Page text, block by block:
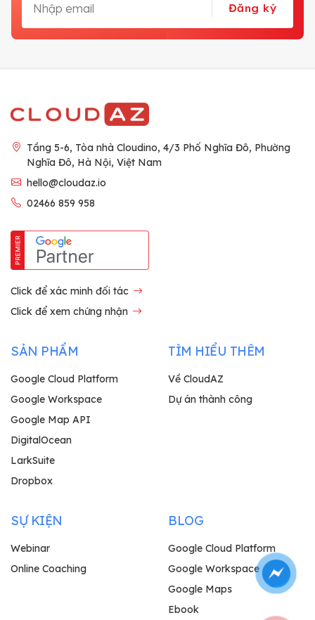
Đăng ký
Tầng 5-6, Tòa nhà Cloudino, 4/3 Phố Nghĩa Đô, Phường
Nghĩa Đô, Hà Nội, Việt Nam
hello@cloudaz.io
02466 859 958
Click để xác minh đối tác
Click để xem chứng nhận
SẢN PHẨM
Google Cloud Platform
Google Workspace
Google Map API
DigitalOcean
LarkSuite
Dropbox
TÌM HIỂU THÊM
Về CloudAZ
Dự án thành công
SỰ KIỆN
Webinar
Online Coaching
BLOG
Google Cloud Platform
Google Workspace
Google Maps
Ebook